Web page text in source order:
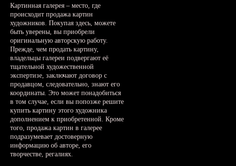
Картинная галерея – место, где
происходит продажа картин
художников. Покупая здесь, можете
быть уверены, вы приобрели
оригинальную авторскую работу.
Прежде, чем продать картину,
владельцы галереи подвергают её
тщательной художественной
экспертизе, заключают договор с
продавцом, следовательно, знают его
координаты. Это может понадобиться
в том случае, если вы попозже решите
купить картину этого художника
дополнением к приобретенной. Кроме
того, продажа картин в галерее
подразумевает достоверную
информацию об авторе, его
творчестве, регалиях.